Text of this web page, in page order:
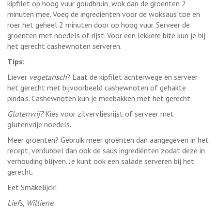
kipfilet op hoog vuur goudbruin, wok dan de groenten 2
minuten mee. Voeg de ingrediënten voor de woksaus toe en
roer het geheel 2 minuten door op hoog vuur. Serveer de
groenten met noedels of rijst. Voor een lekkere bite kun je bij
het gerecht cashewnoten serveren.
Tips:
Liever vegetarisch? Laat de kipfilet achterwege en serveer
het gerecht met bijvoorbeeld cashewnoten of gehakte
pinda’s. Cashewnoten kun je meebakken met het gerecht.
Glutenvrij?Kies voor zilvervliesrijst of serveer met
glutenvrije noedels.
Meer groenten? Gebruik meer groenten dan aangegeven in het
recept, verdubbel dan ook de saus ingrediënten zodat deze in
verhouding blijven. Je kunt ook een salade serveren bij het
gerecht.
Eet Smakelijck!
Liefs, Williene